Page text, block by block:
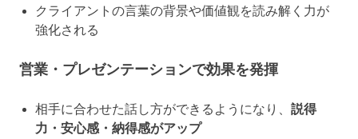
クライアントの言葉の背景や価値観を読み解く力が
強化される
営業・プレゼンテーションで効果を発揮
相手に合わせた話し方ができるようになり、 説得
力・安心感・納得感がアップ